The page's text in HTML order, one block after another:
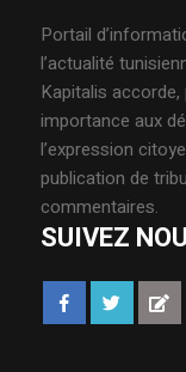
Portail
l’actualité
Kapitalis accorde,
importance aux
l’expression
publication de
commentaires.
SUIVEZ